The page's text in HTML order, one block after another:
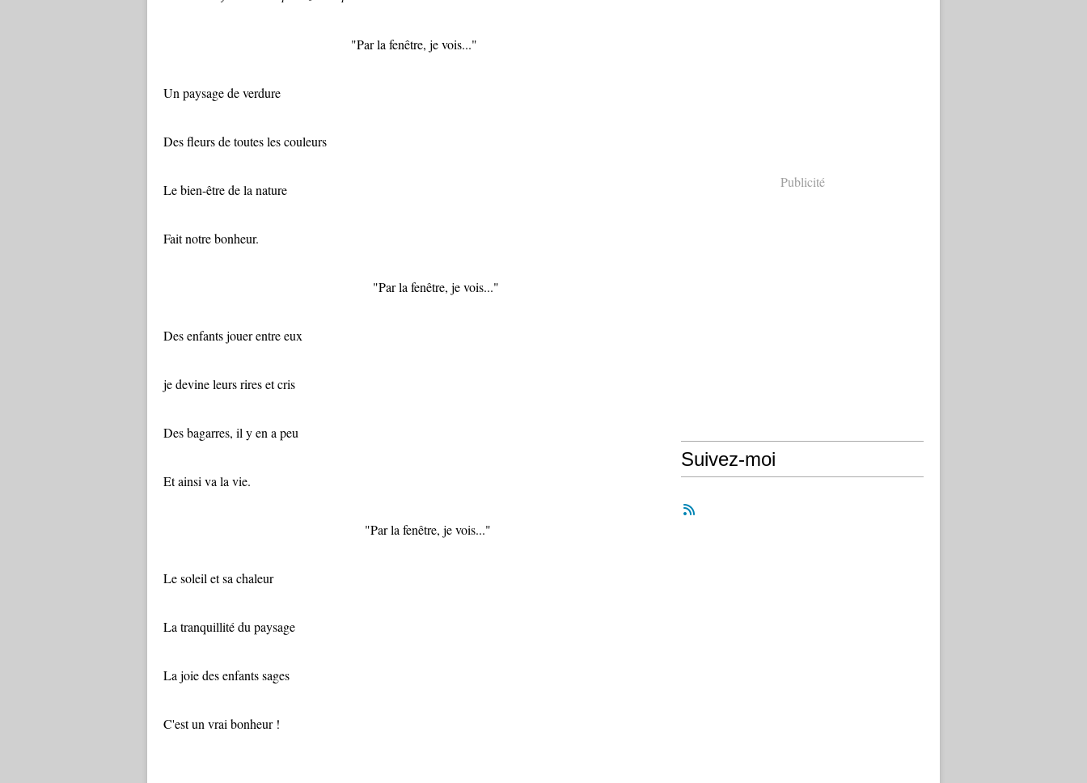
"Par la fenêtre, je vois..."
Un paysage de verdure
Des fleurs de toutes les couleurs
Le bien-être de la nature
Fait notre bonheur.
"Par la fenêtre, je vois..."
Des enfants jouer entre eux
je devine leurs rires et cris
Des bagarres, il y en a peu
Et ainsi va la vie.
"Par la fenêtre, je vois..."
Le soleil et sa chaleur
La tranquillité du paysage
La joie des enfants sages
C'est un vrai bonheur !
Publicité
Suivez-moi